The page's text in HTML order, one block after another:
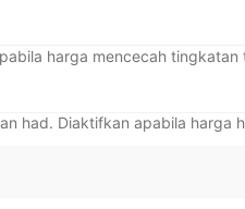
harga mencecah
had. Diaktifkan apabila